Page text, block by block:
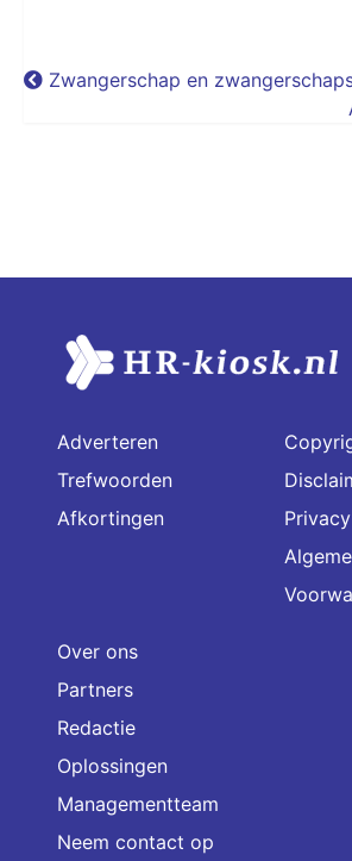
Zwangerschap en
Adverteren
Trefwoorden
Afkortingen
Over ons
Partners
Redactie
Oplossingen
Managementteam
Neem contact op